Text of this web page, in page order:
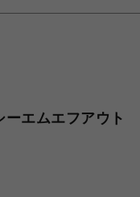
エムエフアウト